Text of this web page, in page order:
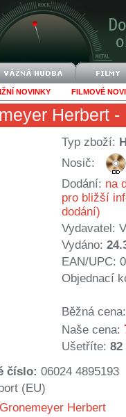
NOVINKY FILMOVÉ
Herbert -
Typ zboží:
Nosič:
Dodání: na
pro bližší
dodání)
Vydavatel:
Vydáno:
EAN/UPC:
Objednací
Běžná cena:
Naše cena:
Ušetříte: 82
číslo: 06024 4895193
(EU)
Gronemeyer Herbert